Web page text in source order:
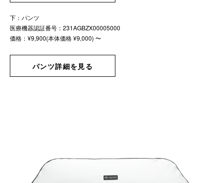
下：パンツ
医療機器認証番号：231AGBZX00005000
価格：¥9,900(本体価格 ¥9,000) 〜
パンツ詳細を見る